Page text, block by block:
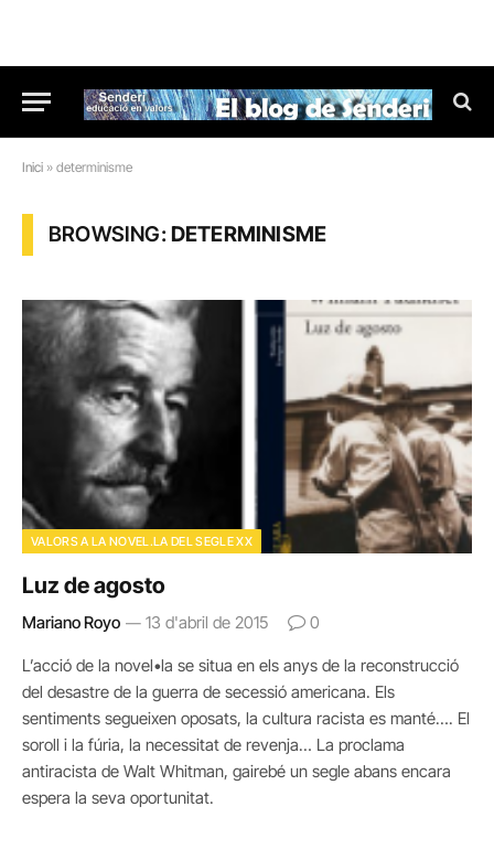
Inici » determinisme
BROWSING:DETERMINISME
VALORS A LA NOVEL.LA DEL SEGLE XX
Luz de agosto
Mariano Royo 13 d'abril de 2015 0
L’acció de la novel•la se situa en els anys de la reconstrucció
del desastre de la guerra de secessió americana. Els
sentiments segueixen oposats, la cultura racista es manté…. El
soroll i la fúria, la necessitat de revenja… La proclama
antiracista de Walt Whitman, gairebé un segle abans encara
espera la seva oportunitat.